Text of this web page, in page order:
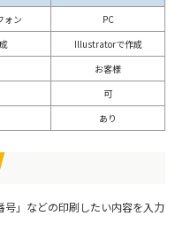
ォン
PC
Illustratorで作成
お客様
可
あり
号」などの印刷したい内容を入力